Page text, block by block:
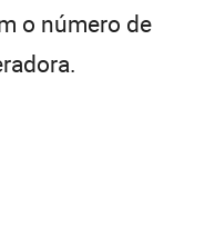
o número de